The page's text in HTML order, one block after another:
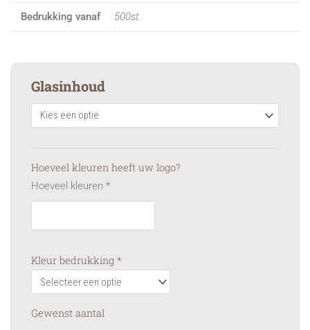
Bedrukking vanaf 500st.
Glasinhoud
Hoeveel kleuren heeft uw logo?
Hoeveel kleuren *
Kleur bedrukking *
Gewenst aantal
Seidel
quantity